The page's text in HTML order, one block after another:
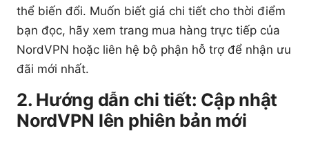
thể biến đổi. Muốn biết giá chi tiết cho thời điểm
bạn đọc, hãy xem trang mua hàng trực tiếp của
NordVPN hoặc liên hệ bộ phận hỗ trợ để nhận ưu
đãi mới nhất.
2. Hướng dẫn chi tiết: Cập nhật
NordVPN lên phiên bản mới